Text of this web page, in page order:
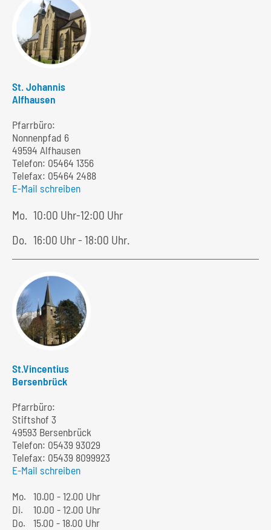
St. Johannis
Alfhausen
Pfarrbüro:
Nonnenpfad 6
49594 Alfhausen
Telefon: 05464 1356
Telefax: 05464 2488
E-Mail schreiben
Mo.
10:00 Uhr-12:00 Uhr
Do.
16:00 Uhr - 18:00 Uhr.
St.Vincentius
Bersenbrück
Pfarrbüro:
Stiftshof 3
49593 Bersenbrück
Telefon: 05439 93029
Telefax: 05439 8099923
E-Mail schreiben
Mo. 10.00 - 12.00 Uhr
Di.
10.00 - 12.00 Uhr
Do.
15.00 - 18.00 Uhr